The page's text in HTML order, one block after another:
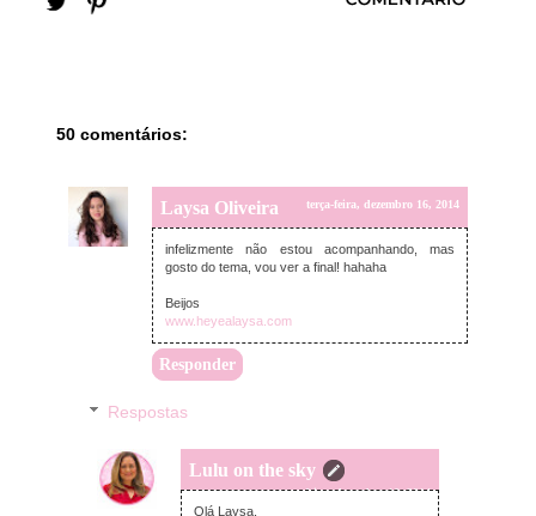
50 comentários:
Laysa Oliveira terça-feira, dezembro 16, 2014
infelizmente não estou acompanhando, mas
gosto do tema, vou ver a final! hahaha
Beijos
www.heyealaysa.com
Responder
Respostas
Lulu on the sky
terça-feira, dezembro 16, 2014
Olá Laysa,